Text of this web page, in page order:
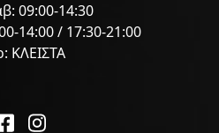
09:00-14:30
14:00 / 17:30-21:00
ΚΛΕΙΣΤΑ